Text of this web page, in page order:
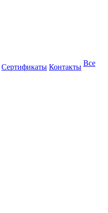
Сертификаты Контакты Все